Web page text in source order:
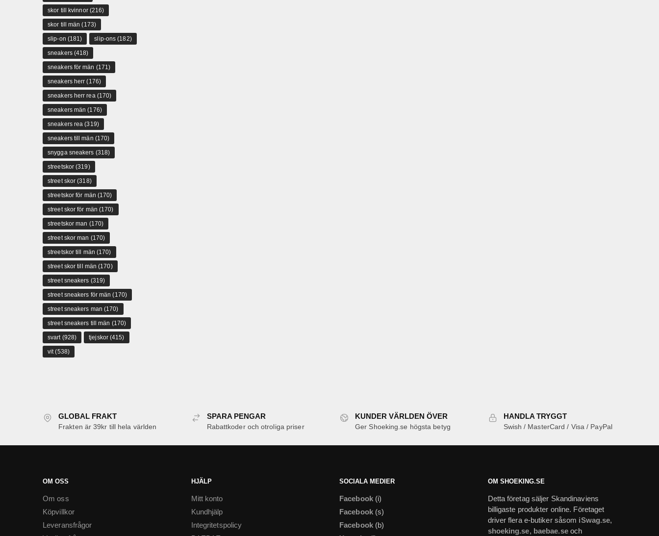
skor till kvinnor(216)
skor till män (173)
slip-on (181) slip-ons (182)
sneakers(418)
sneakers för män (171)
sneakers herr (176)
sneakers herr rea(170)
sneakers män (176)
sneakers rea (319)
sneakers till män (170)
snygga sneakers (318)
streetskor (319)
street skor (318)
streetskor för män (170)
street skor för män (170)
streetskor man (170)
street skor man (170)
streetskor till män (170)
street skor till män (170)
street sneakers (319)
street sneakers för män (170)
street sneakers man (170)
street sneakers till män (170)
svart(928) tjejskor(415)
vit(538)
GLOBAL FRAKT
Frakten är 39kr till hela världen
SPARA PENGAR
Rabattkoder och otroliga priser
KUNDER VÄRLDEN ÖVER
Ger Shoeking.se högsta betyg
HANDLA TRYGGT
Swish / MasterCard / Visa / PayPal
OM OSS
Om oss
Köpvillkor
Leveransfrågor
HJÄLP
Mitt konto
Kundhjälp
Integritetspolicy
SOCIALA MEDIER
Facebook(i)
Facebook(s)
Facebook(b)
OM SHOEKING.SE
Detta företag säljer Skandinaviens
billigaste produkter online. Företaget
driver flera e-butiker såsom iSwag.se,
shoeking.se, baebae.seoch